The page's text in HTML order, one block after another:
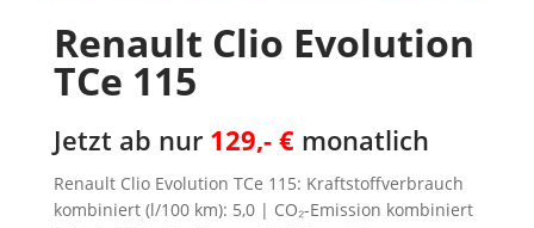
Renault Clio Evolution
TCe 115
Jetzt ab nur 129,- €monatlich
Renault Clio Evolution TCe 115: Kraftstoffverbrauch
kombiniert (l/100 km): 5,0 | CO₂-Emission kombiniert